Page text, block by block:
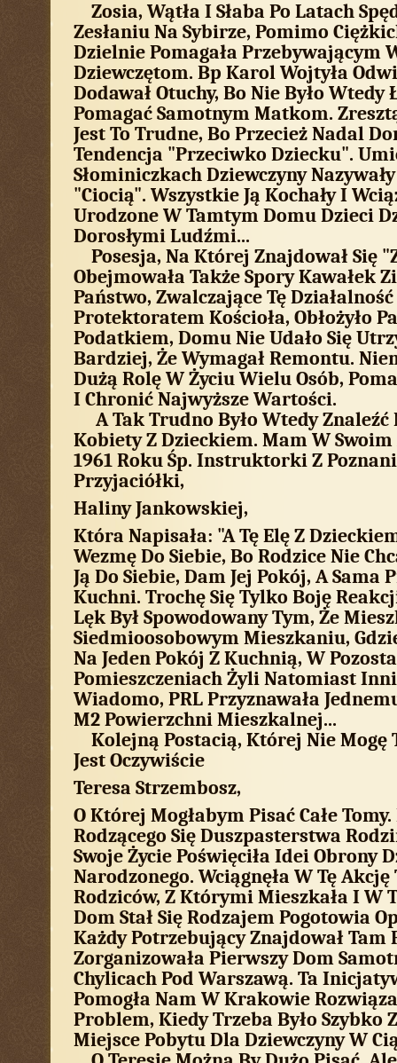
Zosia, Wątła I Słaba Po Latach
Zesłaniu Na Sybirze, Pomimo
Dzielnie Pomagała Przebywającym
Dziewczętom. Bp Karol Wojtyła
Dodawał Otuchy, Bo Nie Było Wtedy
Pomagać Samotnym Matkom.
Jest To Trudne, Bo Przecież Nadal
Tendencja "przeciwko Dziecku".
Słominiczkach Dziewczyny
"ciocią". Wszystkie Ją Kochały I
Urodzone W Tamtym Domu Dzieci
Dorosłymi Ludźmi...
Posesja, Na Której Znajdował Się
Obejmowała Także Spory Kawałek
Państwo, Zwalczające Tę
Protektoratem Kościoła, Obłożyło
Podatkiem, Domu Nie Udało Się
Bardziej, Że Wymagał Remontu.
Dużą Rolę W Życiu Wielu Osób,
I Chronić Najwyższe Wartości.
A Tak Trudno Było Wtedy Znaleźć
Kobiety Z Dzieckiem. Mam W
1961 Roku Śp. Instruktorki Z
Przyjaciółki,
Haliny Jankowskiej,
Która Napisała: "a Tę Elę Z
Wezmę Do Siebie, Bo Rodzice Nie
Ją Do Siebie, Dam Jej Pokój, A Sama
Kuchni. Trochę Się Tylko Boję
Lęk Był Spowodowany Tym, Że
Siedmioosobowym Mieszkaniu,
Na Jeden Pokój Z Kuchnią, W
Pomieszczeniach Żyli Natomiast
Wiadomo, PRL Przyznawała
M2 Powierzchni Mieszkalnej...
Kolejną Postacią, Której Nie Mogę
Jest Oczywiście
Teresa Strzembosz,
O Której Mogłabym Pisać Całe Tomy.
Rodzącego Się Duszpasterstwa
Swoje Życie Poświęciła Idei Obrony
Narodzonego. Wciągnęła W Tę Akcję
Rodziców, Z Którymi Mieszkała I W
Dom Stał Się Rodzajem Pogotowia
Każdy Potrzebujący Znajdował Tam
Zorganizowała Pierwszy Dom
Chylicach Pod Warszawą. Ta
Pomogła Nam W Krakowie
Problem, Kiedy Trzeba Było Szybko
Miejsce Pobytu Dla Dziewczyny W